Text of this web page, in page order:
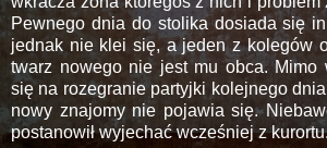
Pewnego dnia do stolika dosiada się
jednak nie klei się, a jeden z kolegów
twarz nowego nie jest mu obca. Mimo
się na rozegranie partyjki kolejnego
nowy znajomy nie pojawia się.
postanowił wyjechać wcześniej z